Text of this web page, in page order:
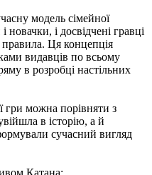
модель сімейної
новачки, і досвідчені гравці
правила. Ця концепція
видавців по всьому
в розробці настільних
гри можна порівняти з
в історію, а й
сучасний вигляд